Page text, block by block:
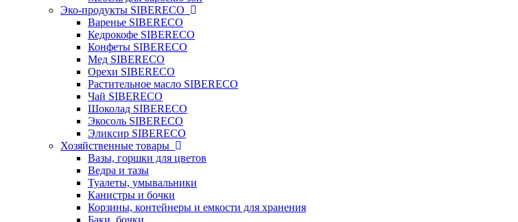
Эко-продукты SIBERECO
Варенье SIBERECO
Кедрокофе SIBERECO
Конфеты SIBERECO
Мед SIBERECO
Орехи SIBERECO
Растительное масло SIBERECO
Чай SIBERECO
Шоколад SIBERECO
Экосоль SIBERECO
Эликсир SIBERECO
Хозяйственные товары
Вазы, горшки для цветов
Ведра и тазы
Туалеты, умывальники
Канистры и бочки
Корзины, контейнеры и емкости для хранения
Баки, бочки